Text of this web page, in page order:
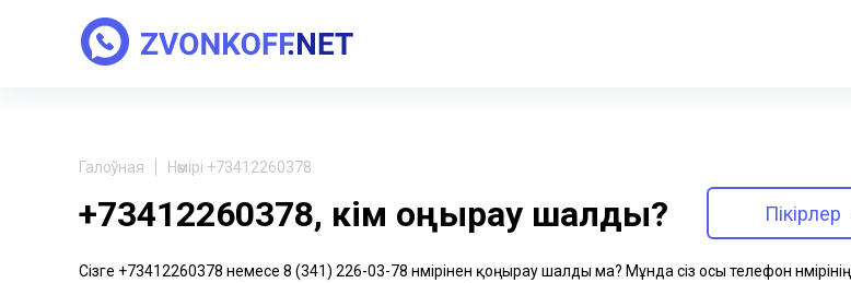
Галоўная Нөмірі +73412260378
+73412260378, кім қоңырау шалды? Пікірлер
Сізге +73412260378 немесе 8 (341) 226-03-78 нөмірінен қоңырау шалды ма? Мұнда сіз осы телефон нөмірінің